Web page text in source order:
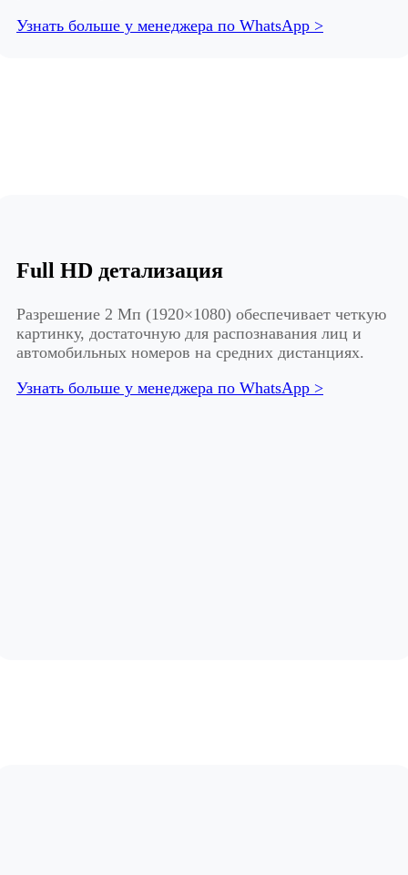
Узнать больше у менеджера по WhatsApp >
Full HD детализация
Разрешение 2 Мп (1920×1080) обеспечивает четкую
картинку, достаточную для распознавания лиц и
автомобильных номеров на средних дистанциях.
Узнать больше у менеджера по WhatsApp >